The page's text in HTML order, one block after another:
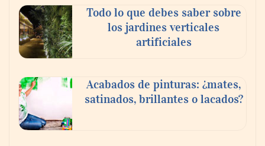
Todo lo que debes saber sobre
los jardines verticales
artificiales
Acabados de pinturas: ¿mates,
satinados, brillantes o lacados?